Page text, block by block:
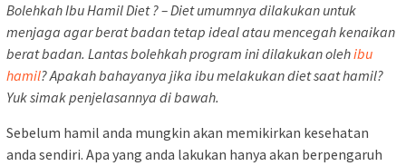
Bolehkah Ibu Hamil Diet ? – Diet umumnya dilakukan untuk
menjaga agar berat badan tetap ideal atau mencegah kenaikan
berat badan. Lantas bolehkah program ini dilakukan olehibu
hamil? Apakah bahayanya jika ibu melakukan diet saat hamil?
Yuk simak penjelasannya di bawah.
Sebelum hamil anda mungkin akan memikirkan kesehatan
anda sendiri. Apa yang anda lakukan hanya akan berpengaruh